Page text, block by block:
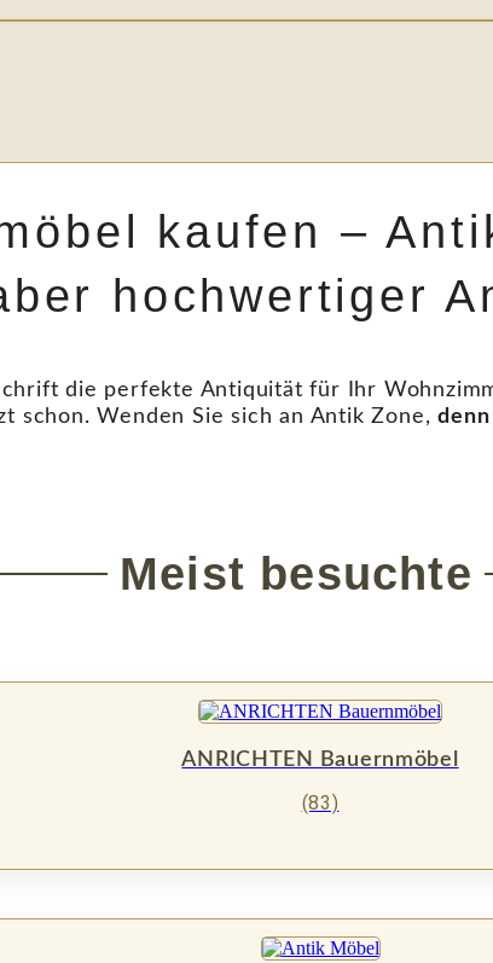
kaufen –
hochwertiger
die perfekte Antiquität für Ihr
schon. Wenden Sie sich an Antik Zone,
Meist besuchte
ANRICHTEN Bauernmöbel
(83)